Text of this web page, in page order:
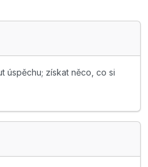
úspěchu; získat něco, co si